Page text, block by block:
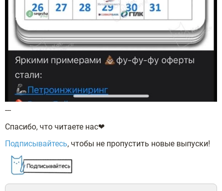
---
Спасибо, что читаете нас❤
Подписывайтесь, чтобы не пропустить новые выпуски!